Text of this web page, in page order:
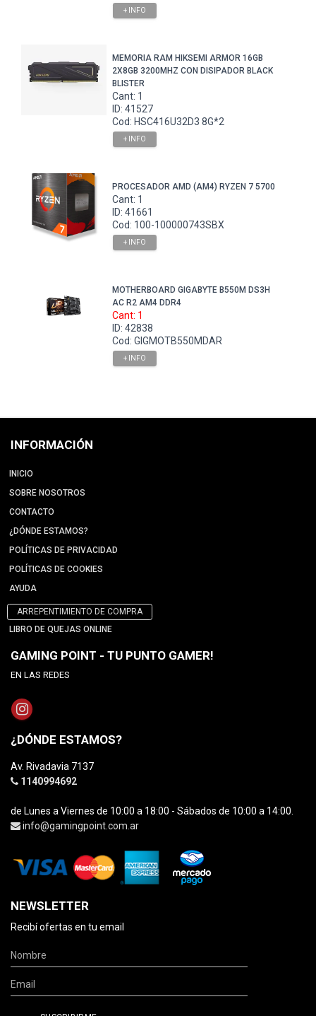
+ INFO
MEMORIA RAM HIKSEMI ARMOR 16GB
2X8GB 3200MHZ CON DISIPADOR BLACK
BLISTER
Cant: 1
ID: 41527
Cod: HSC416U32D3 8G*2
+ INFO
PROCESADOR AMD (AM4) RYZEN 7 5700
Cant: 1
ID: 41661
Cod: 100-100000743SBX
+ INFO
MOTHERBOARD GIGABYTE B550M DS3H
AC R2 AM4 DDR4
Cant: 1
ID: 42838
Cod: GIGMOTB550MDAR
+ INFO
INFORMACIÓN
INICIO
SOBRE NOSOTROS
CONTACTO
¿DÓNDE ESTAMOS?
POLÍTICAS DE PRIVACIDAD
POLÍTICAS DE COOKIES
AYUDA
ARREPENTIMIENTO DE COMPRA
LIBRO DE QUEJAS ONLINE
GAMING POINT - TU PUNTO GAMER!
EN LAS REDES
¿DÓNDE ESTAMOS?
Av. Rivadavia 7137
1140994692
de Lunes a Viernes de 10:00 a 18:00 - Sábados de 10:00 a 14:00.
info@gamingpoint.com.ar
NEWSLETTER
Recibí ofertas en tu email